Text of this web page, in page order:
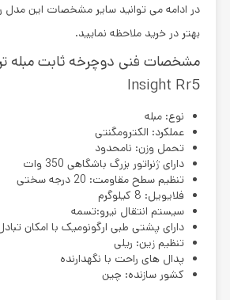
در ادامه می توانید سایر مشخصات این مدل
بهتر در خرید ملاحظه نمایید.
مشخصات فنی دوچرخه ثابت مبله
Insight Rr5
نوع: مبله
عملکرد: الکترومگنتی
تحمل وزن: نامحدود
دارای ژنراتور بزرگ باشگاهی 350 وات
تنظیم سطح مقاومت: 20 درجه سختی
فلایویل: 8 کیلوگرم
سیستم انتقال نیرو:تسمه
دارای پشتی طبی ارگونومیک با امکان
تنظیم زین: ریلی
پدال های راحت با نگهدارنده
کشور سازنده: چین